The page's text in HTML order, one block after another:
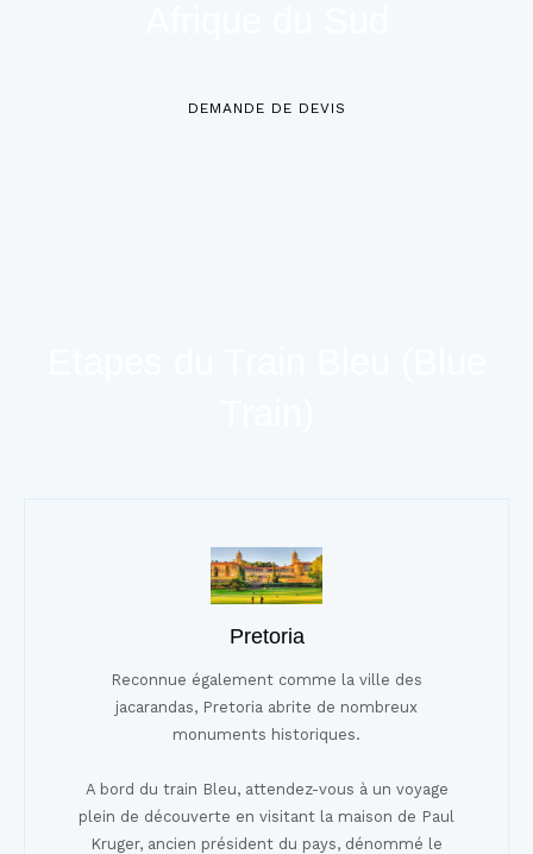
DEMANDE DE DEVIS
Pretoria
Reconnue également comme la ville des
jacarandas, Pretoria abrite de nombreux
monuments historiques.
A bord du train Bleu, attendez-vous à un voyage
plein de découverte en visitant la maison de Paul
Kruger, ancien président du pays, dénommé le